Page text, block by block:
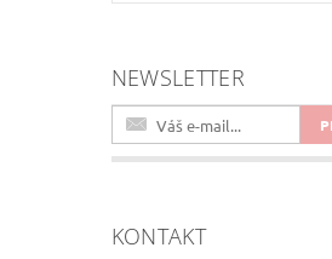
NEWSLETTER
KONTAKT